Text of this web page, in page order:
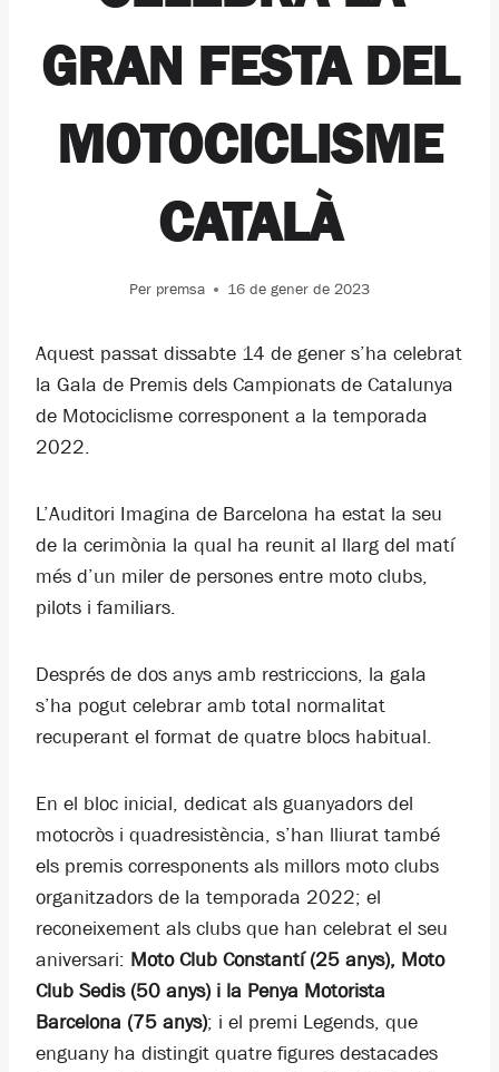
GRAN FESTA DEL
MOTOCICLISME
CATALÀ
Per premsa 16 de gener de 2023
Aquest passat dissabte 14 de gener s’ha celebrat
la Gala de Premis dels Campionats de Catalunya
de Motociclisme corresponent a la temporada
2022.
L’Auditori Imagina de Barcelona ha estat la seu
de la cerimònia la qual ha reunit al llarg del matí
més d’un miler de persones entre moto clubs,
pilots i familiars.
Després de dos anys amb restriccions, la gala
s’ha pogut celebrar amb total normalitat
recuperant el format de quatre blocs habitual.
En el bloc inicial, dedicat als guanyadors del
motocròs i quadresistència, s’han lliurat també
els premis corresponents als millors moto clubs
organitzadors de la temporada 2022; el
reconeixement als clubs que han celebrat el seu
aniversari: Moto Club Constantí (25 anys), Moto
Club Sedis (50 anys) i la Penya Motorista
Barcelona (75 anys); i el premi Legends, que
enguany ha distingit quatre figures destacades